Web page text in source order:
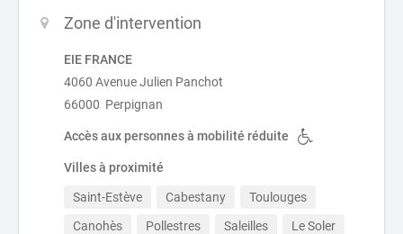
Zone d'intervention
EIE FRANCE
4060 Avenue Julien Panchot
66000 Perpignan
Accès aux personnes à mobilité réduite
Villes à proximité
Saint-Estève Cabestany
Toulouges
Canohès
Pollestres Saleilles
Le Soler